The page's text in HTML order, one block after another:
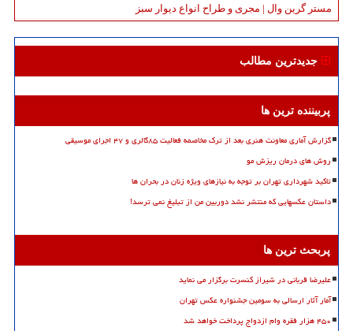
مستر گرین وال | مجری و طراح انواع دیوار سبز
جدیدترین مطالب
پربیننده ترین ها
گزارش آماری معاونت هنری بعد از ترک مخاصمه فعالیت ۸۵گالری و ۴۷ اجرای موسیقی
روش های درمان ریزش مو
تاکید شهرداری تهران بر توجه به نیازهای ویژه زنان در بحران ها
داستان عکسهایی که منتشر نشد دوربین من از تبلیغ نمی ترسد!
پربحث ترین ها
علیرضا قربانی در شیراز کنسرت برگزار می نماید
آمار آثار ارسالی به سومین جشنواره عکس تهران
۴۵۰ هزار فقره وام ازدواج پرداخت خواهد شد